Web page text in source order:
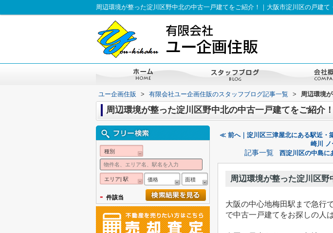
周辺環境が整った淀川区野中北の中古一戸建てをご紹介！｜大阪市淀川区の戸建
ユー企画住販 > 有限会社ユー企画住販のスタッフブログ記事一覧 > 周辺環境
周辺環境が整った淀川区野中北の中古一戸建てをご紹介！
≪ 前へ｜淀川区三津屋北にある駅近・
崎川 ノ
記事一覧 西淀川区の中島
周辺環境が整った淀川区野
大阪の中心地梅田駅まで急行
で中古一戸建てをお探しの人
種別
エリア| 駅 価格 面積
- 件該当